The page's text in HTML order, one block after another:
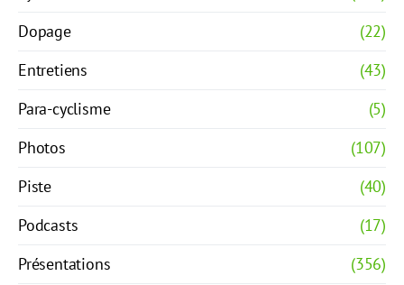
Dopage
(22)
Entretiens
(43)
Para-cyclisme
(5)
Photos
(107)
Piste
(40)
Podcasts
(17)
Présentations
(356)